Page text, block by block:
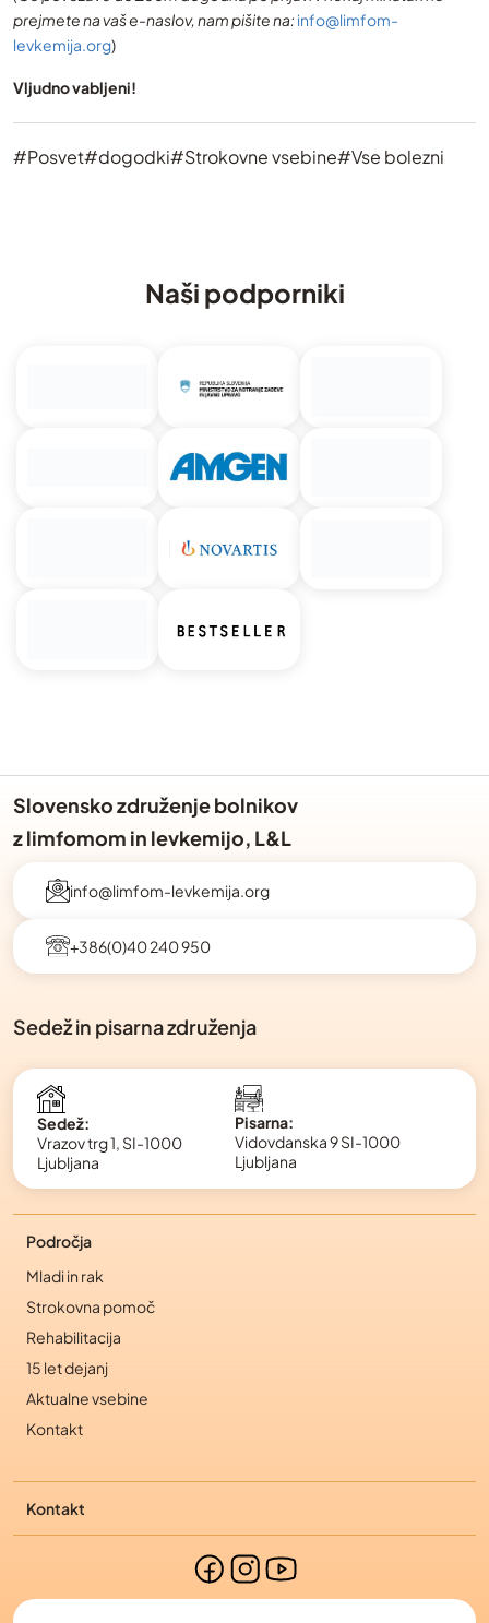
prejmete na vaš e-naslov, nam pišite na: info@limfom-
levkemija.org)
Vljudno vabljeni!
#Posvet#dogodki#Strokovne vsebine#Vse bolezni
Naši podporniki
Slovensko združenje bolnikov
z limfomom in levkemijo, L&L
info@limfom-levkemija.org
+386(0)40 240 950
Sedež in pisarna združenja
Sedež:
Vrazov trg 1, SI-1000
Ljubljana
Pisarna:
Vidovdanska 9 SI-1000
Ljubljana
Področja
Mladi in rak
Strokovna pomoč
Rehabilitacija
15 let dejanj
Aktualne vsebine
Kontakt
Kontakt